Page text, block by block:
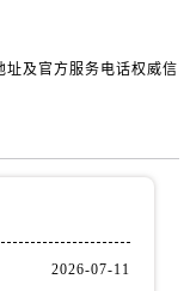
址及官方服务电话权威信
2026-07-11